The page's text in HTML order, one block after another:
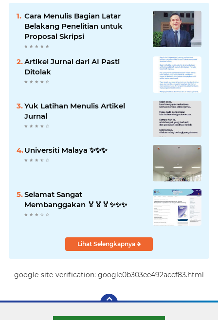
Cara Menulis Bagian Latar
Belakang Penelitian untuk
Proposal Skripsi
Artikel Jurnal dari AI Pasti
Ditolak
Yuk Latihan Menulis Artikel
Jurnal
Universiti Malaya ✨️✨️✨️
Selamat Sangat
Membanggakan 🏅🏅🏅✨️✨️✨️
Lihat Selengkapnya
google-site-verification: google0b303ee492accf83.html